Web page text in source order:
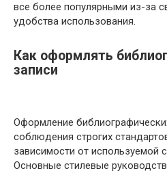
все более популярными из-за
удобства использования.
Как оформлять
записи
Оформление
соблюдения строгих
зависимости от используемой
Основные стилевые